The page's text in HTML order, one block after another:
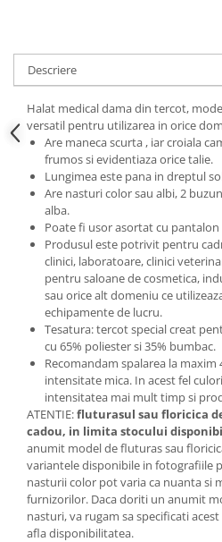
Descriere
Halat medical dama din tercot,
versatil pentru utilizarea in orice
Are maneca scurta , iar croiala
frumos si evidentiaza orice talie.
Lungimea este pana in dreptul
Are nasturi color sau albi, 2
alba.
Poate fi usor asortat cu pantalon
Produsul este potrivit pentru
clinici, laboratoare, clinici
pentru saloane de cosmetica,
sau orice alt domeniu ce
echipamente de lucru.
Tesatura: tercot special creat
cu 65% poliester si 35% bumbac.
Recomandam spalarea la maxim
intensitate mica. In acest fel
intensitatea mai mult timp si
ATENTIE:fluturasul sau floricica
cadou, in limita stocului
anumit model de fluturas sau
variantele disponibile in fotografiile
nasturii color pot varia ca nuanta si
furnizorilor. Daca doriti un anumit
nasturi, va rugam sa specificati
afla disponibilitatea.